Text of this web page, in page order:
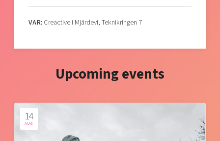
VAR: Creactive i Mjärdevi, Teknikringen 7
Upcoming events
14
AUG